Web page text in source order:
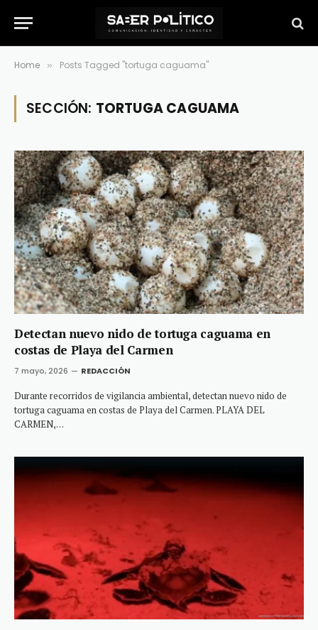
Home » Posts Tagged "tortuga caguama"
SECCIÓN: TORTUGA CAGUAMA
Detectan nuevo nido de tortuga caguama en
costas de Playa del Carmen
7 mayo, 2026 REDACCIÓN
Durante recorridos de vigilancia ambiental, detectan nuevo nido de
tortuga caguama en costas de Playa del Carmen. PLAYA DEL
CARMEN,…